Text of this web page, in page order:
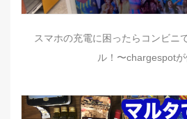
スマホの充電に困ったらコンビニ
ル！〜chargespot